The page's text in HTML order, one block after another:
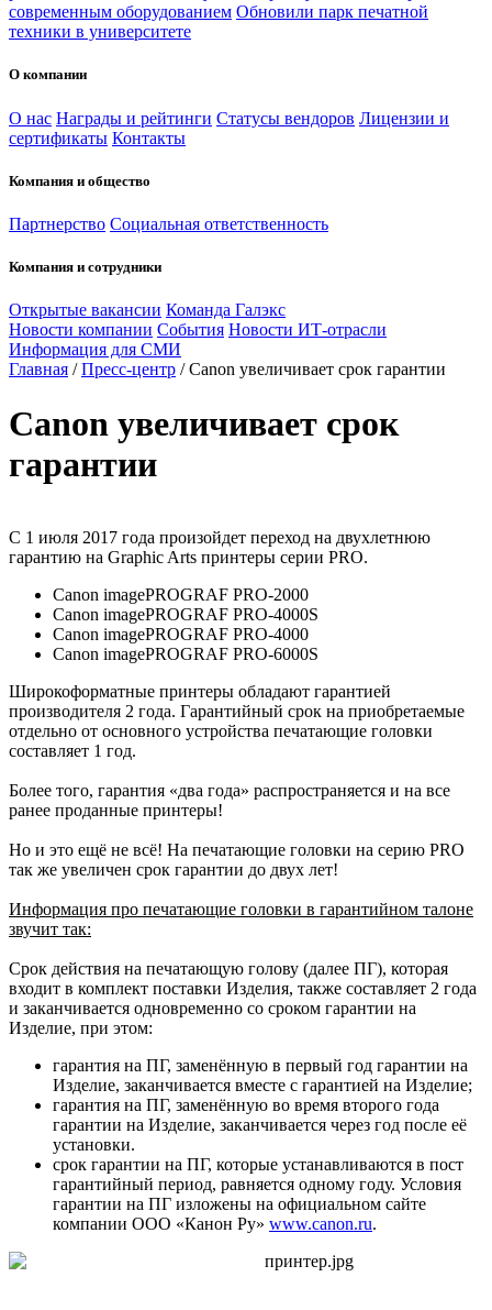
современным оборудованием Обновили парк печатной
техники в университете
О компании
О нас Награды и рейтинги Статусы вендоров Лицензии и
сертификаты Контакты
Компания и общество
Партнерство Социальная ответственность
Компания и сотрудники
Открытые вакансии Команда Галэкс
Новости компании События Новости ИТ-отрасли
Информация для СМИ
Главная / Пресс-центр / Canon увеличивает срок гарантии
Canon увеличивает срок
гарантии
С 1 июля 2017 года произойдет переход на двухлетнюю
гарантию на Graphic Arts принтеры серии PRO.
Canon imagePROGRAF PRO-2000
Canon imagePROGRAF PRO-4000S
Canon imagePROGRAF PRO-4000
Canon imagePROGRAF PRO-6000S
Широкоформатные принтеры обладают гарантией
производителя 2 года. Гарантийный срок на приобретаемые
отдельно от основного устройства печатающие головки
составляет 1 год.
Более того, гарантия «два года» распространяется и на все
ранее проданные принтеры!
Но и это ещё не всё! На печатающие головки на серию PRO
так же увеличен срок гарантии до двух лет!
Информация про печатающие головки в гарантийном талоне
звучит так:
Срок действия на печатающую голову (далее ПГ), которая
входит в комплект поставки Изделия, также составляет 2 года
и заканчивается одновременно со сроком гарантии на
Изделие, при этом:
гарантия на ПГ, заменённую в первый год гарантии на
Изделие, заканчивается вместе с гарантией на Изделие;
гарантия на ПГ, заменённую во время второго года
гарантии на Изделие, заканчивается через год после её
установки.
срок гарантии на ПГ, которые устанавливаются в пост
гарантийный период, равняется одному году. Условия
гарантии на ПГ изложены на официальном сайте
компании ООО «Канон Ру» www.canon.ru.